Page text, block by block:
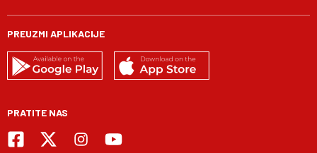
PREUZMI APLIKACIJE
PRATITE NAS